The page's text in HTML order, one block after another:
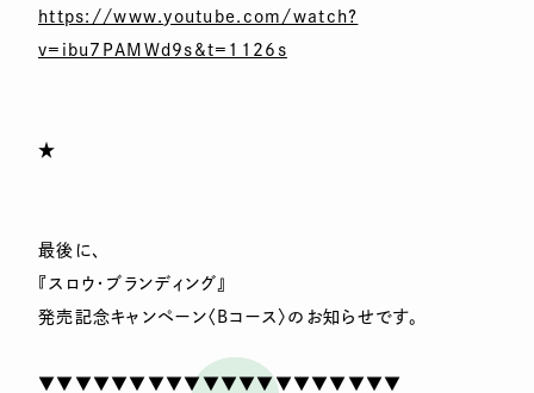
https://www.youtube.com/watch?
v=ibu7PAMWd9s&t=1126s
★
最後に、
『スロウ・ブランディング』
発売記念キャンペーン〈Bコース〉のお知らせです。
▼▼▼▼▼▼▼▼▼▼▼▼▼▼▼▼▼▼▼▼